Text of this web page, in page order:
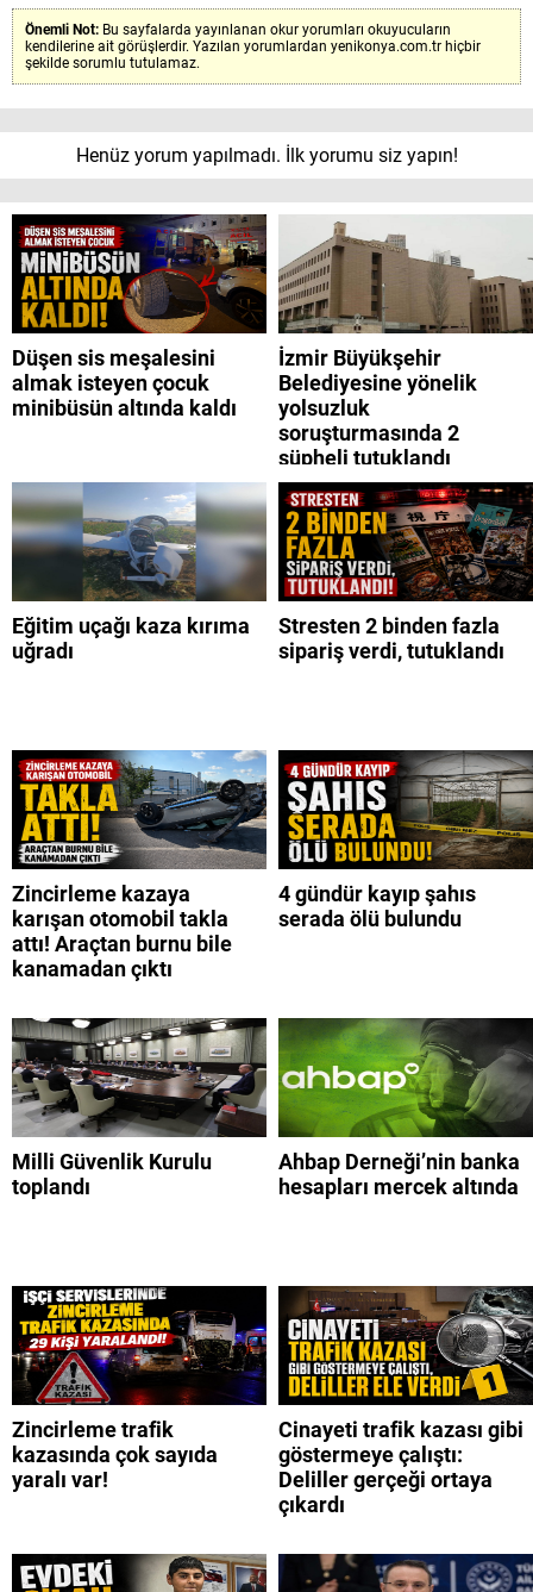
Önemli Not: Bu sayfalarda yayınlanan okur yorumları okuyucuların
kendilerine ait görüşlerdir. Yazılan yorumlardan yenikonya.com.tr hiçbir
şekilde sorumlu tutulamaz.
Henüz yorum yapılmadı. İlk yorumu siz yapın!
Düşen sis meşalesini
almak isteyen çocuk
minibüsün altında kaldı
İzmir Büyükşehir
Belediyesine yönelik
yolsuzluk
soruşturmasında 2
şüpheli tutuklandı
Eğitim uçağı kaza kırıma
uğradı
Stresten 2 binden fazla
sipariş verdi, tutuklandı
Zincirleme kazaya
karışan otomobil takla
attı! Araçtan burnu bile
kanamadan çıktı
4 gündür kayıp şahıs
serada ölü bulundu
Milli Güvenlik Kurulu
toplandı
Ahbap Derneği’nin banka
hesapları mercek altında
Zincirleme trafik
kazasında çok sayıda
yaralı var!
Cinayeti trafik kazası gibi
göstermeye çalıştı:
Deliller gerçeği ortaya
çıkardı